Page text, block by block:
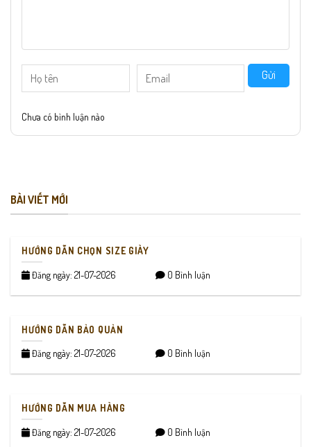
Gửi
Chưa có bình luận nào
BÀI VIẾT MỚI
HƯỚNG DẪN CHỌN SIZE GIÀY
Đăng ngày: 21-07-2026 0 Bình luận
HƯỚNG DẪN BẢO QUẢN
Đăng ngày: 21-07-2026 0 Bình luận
HƯỚNG DẪN MUA HÀNG
Đăng ngày: 21-07-2026 0 Bình luận